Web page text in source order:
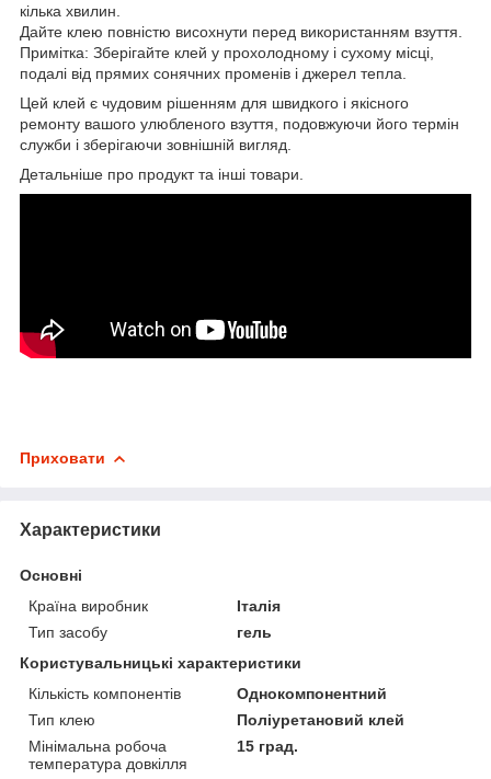
кілька хвилин.
Дайте клею повністю висохнути перед використанням взуття.
Примітка: Зберігайте клей у прохолодному і сухому місці,
подалі від прямих сонячних променів і джерел тепла.
Цей клей є чудовим рішенням для швидкого і якісного
ремонту вашого улюбленого взуття, подовжуючи його термін
служби і зберігаючи зовнішній вигляд.
Детальніше про продукт та інші товари.
Приховати
Характеристики
Основні
Країна виробник
Італія
Тип засобу
гель
Користувальницькі характеристики
Кількість компонентів
Однокомпонентний
Тип клею
Поліуретановий клей
Мінімальна робоча
температура довкілля
15 град.